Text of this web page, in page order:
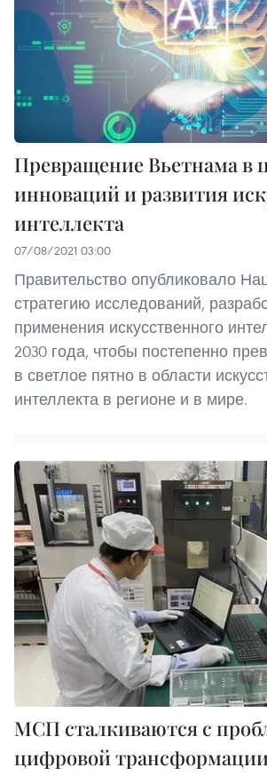
Превращение Вьетнама в
инноваций и развития
интеллекта
07/08/2021 03:00
Правительство опубликовало
стратегию исследований,
применения искусственного
2030 года, чтобы постепенно
в светлое пятно в области
интеллекта в регионе и в мире.
МСП сталкиваются с
цифровой